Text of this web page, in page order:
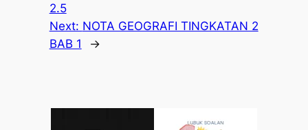
2.5
Next: NOTA GEOGRAFI TINGKATAN 2
BAB 1
→